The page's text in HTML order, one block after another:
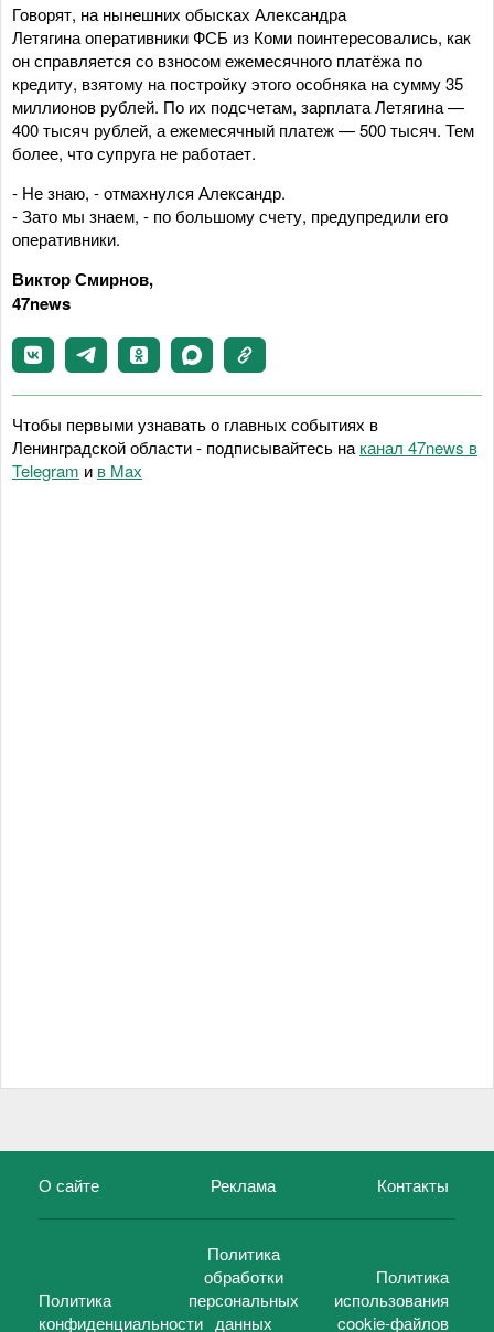
Говорят, на нынешних обысках Александра
Летягина оперативники ФСБ из Коми поинтересовались, как
он справляется со взносом ежемесячного платёжа по
кредиту, взятому на постройку этого особняка на сумму 35
миллионов рублей. По их подсчетам, зарплата Летягина —
400 тысяч рублей, а ежемесячный платеж — 500 тысяч. Тем
более, что супруга не работает.
- Не знаю, - отмахнулся Александр.
- Зато мы знаем, - по большому счету, предупредили его
оперативники.
Виктор Смирнов,
47news
Чтобы первыми узнавать о главных событиях в
Ленинградской области - подписывайтесь на канал 47news в
Telegram и в Maх
О сайте Реклама Контакты
Политика
конфиденциальности
Политика
обработки
персональных
данных
Политика
использования
cookie-файлов